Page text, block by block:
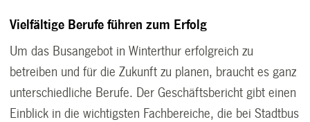
Vielfältige Berufe führen zum Erfolg
Um das Busangebot in Winterthur erfolgreich zu
betreiben und für die Zukunft zu planen, braucht es ganz
unterschiedliche Berufe. Der Geschäftsbericht gibt einen
Einblick in die wichtigsten Fachbereiche, die bei Stadtbus